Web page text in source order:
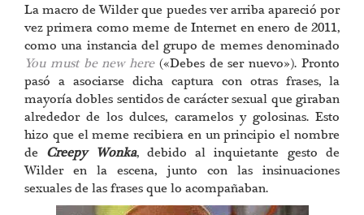
La macro de Wilder que puedes ver arriba apareció por
vez primera como meme de Internet en enero de 2011,
como una instancia del grupo de memes denominado
You must be new here («Debes de ser nuevo»). Pronto
pasó a asociarse dicha captura con otras frases, la
mayoría dobles sentidos de carácter sexual que giraban
alrededor de los dulces, caramelos y golosinas. Esto
hizo que el meme recibiera en un principio el nombre
de Creepy Wonka, debido al inquietante gesto de
Wilder en la escena, junto con las insinuaciones
sexuales de las frases que lo acompañaban.